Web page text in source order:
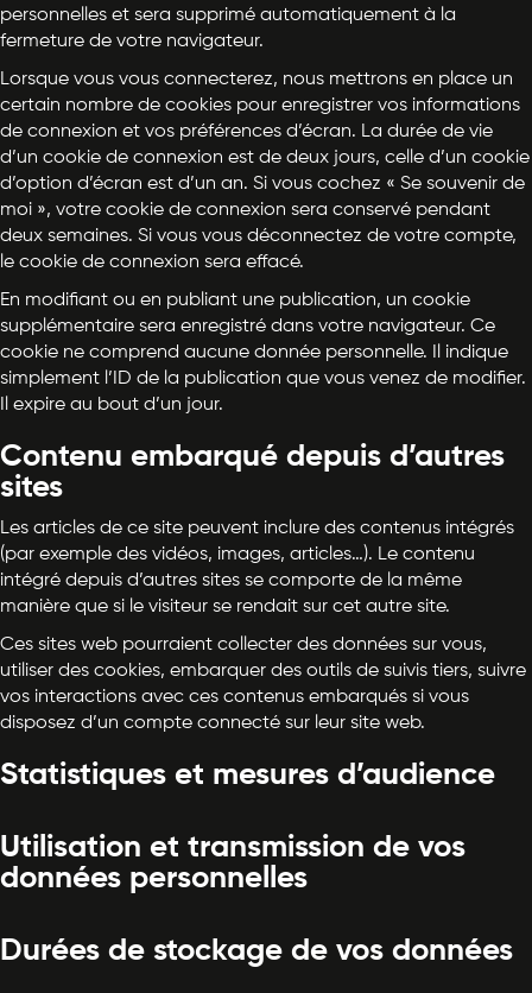
personnelles et sera supprimé automatiquement à la
fermeture de votre navigateur.
Lorsque vous vous connecterez, nous mettrons en place un
certain nombre de cookies pour enregistrer vos informations
de connexion et vos préférences d’écran. La durée de vie
d’un cookie de connexion est de deux jours, celle d’un cookie
d’option d’écran est d’un an. Si vous cochez « Se souvenir de
moi », votre cookie de connexion sera conservé pendant
deux semaines. Si vous vous déconnectez de votre compte,
le cookie de connexion sera effacé.
En modifiant ou en publiant une publication, un cookie
supplémentaire sera enregistré dans votre navigateur. Ce
cookie ne comprend aucune donnée personnelle. Il indique
simplement l’ID de la publication que vous venez de modifier.
Il expire au bout d’un jour.
Contenu embarqué depuis d’autres
sites
Les articles de ce site peuvent inclure des contenus intégrés
(par exemple des vidéos, images, articles…). Le contenu
intégré depuis d’autres sites se comporte de la même
manière que si le visiteur se rendait sur cet autre site.
Ces sites web pourraient collecter des données sur vous,
utiliser des cookies, embarquer des outils de suivis tiers, suivre
vos interactions avec ces contenus embarqués si vous
disposez d’un compte connecté sur leur site web.
Statistiques et mesures d’audience
Utilisation et transmission de vos
données personnelles
Durées de stockage de vos données